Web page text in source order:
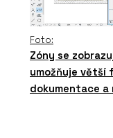
Foto:
Zóny se
umožňuje
dokumentace a